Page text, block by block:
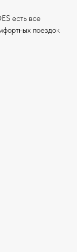
есть все
поездок